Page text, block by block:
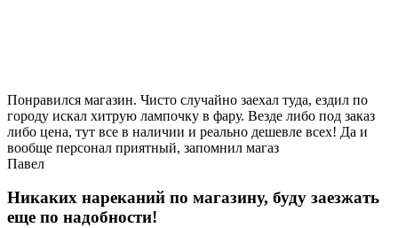
Понравился магазин. Чисто случайно заехал туда, ездил по
городу искал хитрую лампочку в фару. Везде либо под заказ
либо цена, тут все в наличии и реально дешевле всех! Да и
вообще персонал приятный, запомнил магаз
Павел
Никаких нареканий по магазину, буду заезжать
еще по надобности!